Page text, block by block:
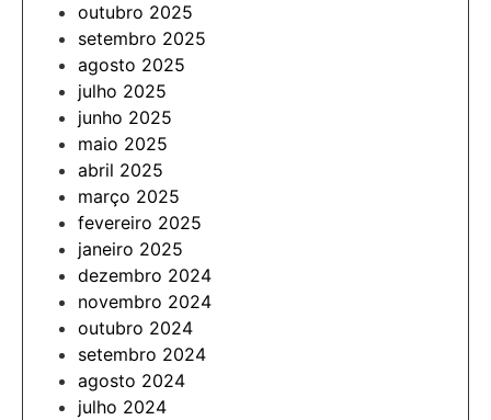
outubro 2025
setembro 2025
agosto 2025
julho 2025
junho 2025
maio 2025
abril 2025
março 2025
fevereiro 2025
janeiro 2025
dezembro 2024
novembro 2024
outubro 2024
setembro 2024
agosto 2024
julho 2024